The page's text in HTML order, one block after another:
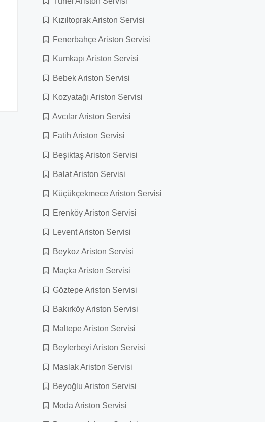
Kızıltoprak Ariston Servisi
Fenerbahçe Ariston Servisi
Kumkapı Ariston Servisi
Bebek Ariston Servisi
Kozyatağı Ariston Servisi
Avcılar Ariston Servisi
Fatih Ariston Servisi
Beşiktaş Ariston Servisi
Balat Ariston Servisi
Küçükçekmece Ariston Servisi
Erenköy Ariston Servisi
Levent Ariston Servisi
Beykoz Ariston Servisi
Maçka Ariston Servisi
Göztepe Ariston Servisi
Bakırköy Ariston Servisi
Maltepe Ariston Servisi
Beylerbeyi Ariston Servisi
Maslak Ariston Servisi
Beyoğlu Ariston Servisi
Moda Ariston Servisi